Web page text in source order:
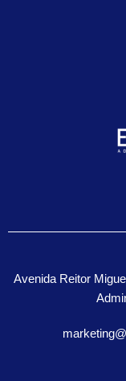
Avenida Reitor